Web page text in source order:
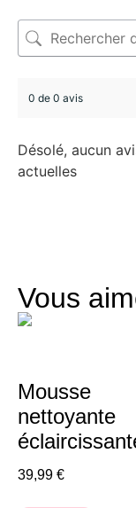
0 de 0 avis
Désolé, aucun
actuelles
Vous
Mousse
nettoyante
39,99 €